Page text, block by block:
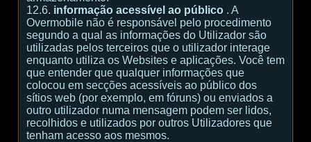
12.6. informação acessível ao público . A
Overmobile não é responsável pelo procedimento
segundo a qual as informações do Utilizador são
utilizadas pelos terceiros que o utilizador interage
enquanto utiliza os Websites e aplicações. Você tem
que entender que qualquer informações que
colocou em secções acessíveis ao público dos
sítios web (por exemplo, em fóruns) ou enviados a
outro utilizador numa mensagem podem ser lidos,
recolhidos e utilizados por outros Utilizadores que
tenham acesso aos mesmos.